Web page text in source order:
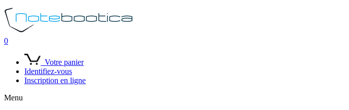
0
Votre panier
Identifiez-vous
Inscription en ligne
Menu